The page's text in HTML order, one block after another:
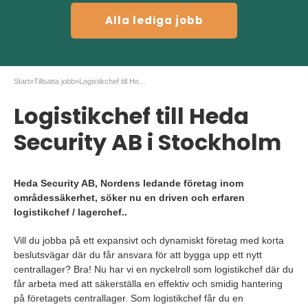
Alla lediga jobb
Start»Tillsatta jobb»
Logistikchef till Heda
Security AB i Stockholm
Heda Security AB, Nordens ledande företag inom
områdessäkerhet, söker nu en driven och erfaren
logistikchef / lagerchef..
Vill du jobba på ett expansivt och dynamiskt företag med korta
beslutsvägar där du får ansvara för att bygga upp ett nytt
centrallager? Bra! Nu har vi en nyckelroll som logistikchef där du
får arbeta med att säkerställa en effektiv och smidig hantering
på företagets centrallager. Som logistikchef får du en